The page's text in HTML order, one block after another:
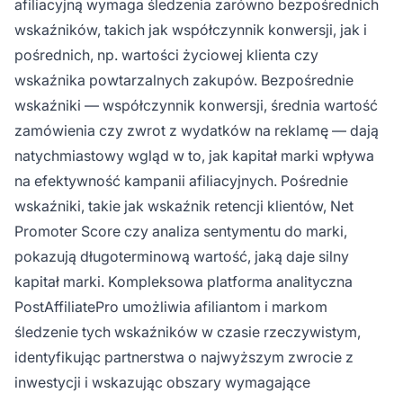
afiliacyjną wymaga śledzenia zarówno bezpośrednich
wskaźników, takich jak współczynnik konwersji, jak i
pośrednich, np. wartości życiowej klienta czy
wskaźnika powtarzalnych zakupów. Bezpośrednie
wskaźniki — współczynnik konwersji, średnia wartość
zamówienia czy zwrot z wydatków na reklamę — dają
natychmiastowy wgląd w to, jak kapitał marki wpływa
na efektywność kampanii afiliacyjnych. Pośrednie
wskaźniki, takie jak wskaźnik retencji klientów, Net
Promoter Score czy analiza sentymentu do marki,
pokazują długoterminową wartość, jaką daje silny
kapitał marki. Kompleksowa platforma analityczna
PostAffiliatePro umożliwia afiliantom i markom
śledzenie tych wskaźników w czasie rzeczywistym,
identyfikując partnerstwa o najwyższym zwrocie z
inwestycji i wskazując obszary wymagające